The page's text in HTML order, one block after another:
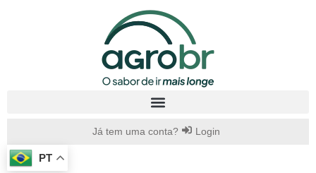
Já tem uma conta? Login
PT